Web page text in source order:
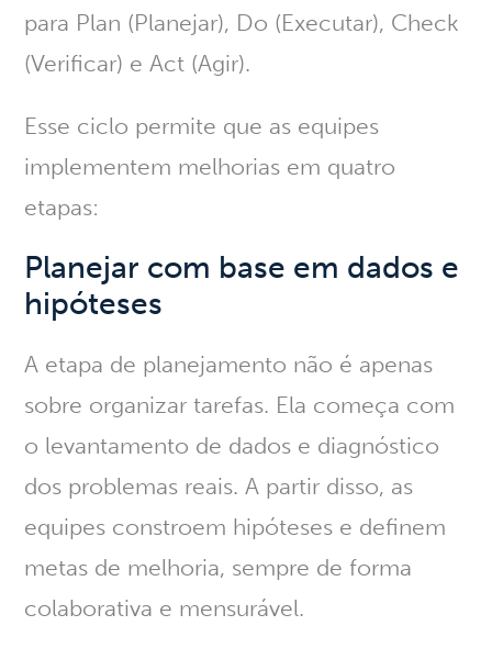
para Plan (Planejar), Do (Executar), Check
(Verificar) e Act (Agir).
Esse ciclo permite que as equipes
implementem melhorias em quatro
etapas:
Planejar com base em dados e
hipóteses
A etapa de planejamento não é apenas
sobre organizar tarefas. Ela começa com
o levantamento de dados e diagnóstico
dos problemas reais. A partir disso, as
equipes constroem hipóteses e definem
metas de melhoria, sempre de forma
colaborativa e mensurável.